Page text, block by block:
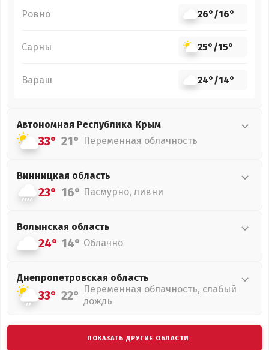
Ровно 26°/16°
Сарны 25°/15°
Вараш 24°/14°
Автономная Республика Крым
33° 21° Переменная облачность
Винницкая область
23° 16° Пасмурно, ливни
Волынская область
24° 14° Облачно
Днепропетровская область
33° 22° Переменная облачность, слабый
дождь
ПОКАЗАТЬ ДРУГИЕ ОБЛАСТИ